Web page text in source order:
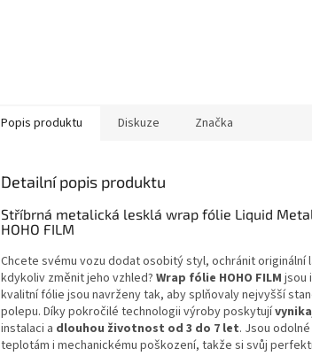
Popis produktu Diskuze Značka
Detailní popis produktu
Stříbrná metalická lesklá wrap fólie Liquid Metal
HOHO FILM
Chcete svému vozu dodat osobitý styl, ochránit originální
kdykoliv změnit jeho vzhled? Wrap fólie HOHO FILM jsou
kvalitní fólie jsou navrženy tak, aby splňovaly nejvyšší
polepu. Díky pokročilé technologii výroby poskytují
instalaci a dlouhou životnost od 3 do 7 let. Jsou
teplotám i mechanickému poškození, takže si svůj